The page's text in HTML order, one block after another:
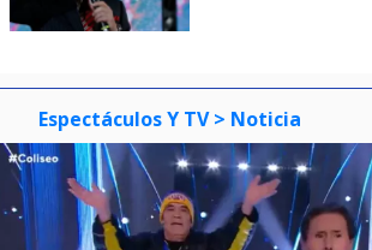
Espectáculos Y TV > Noticia